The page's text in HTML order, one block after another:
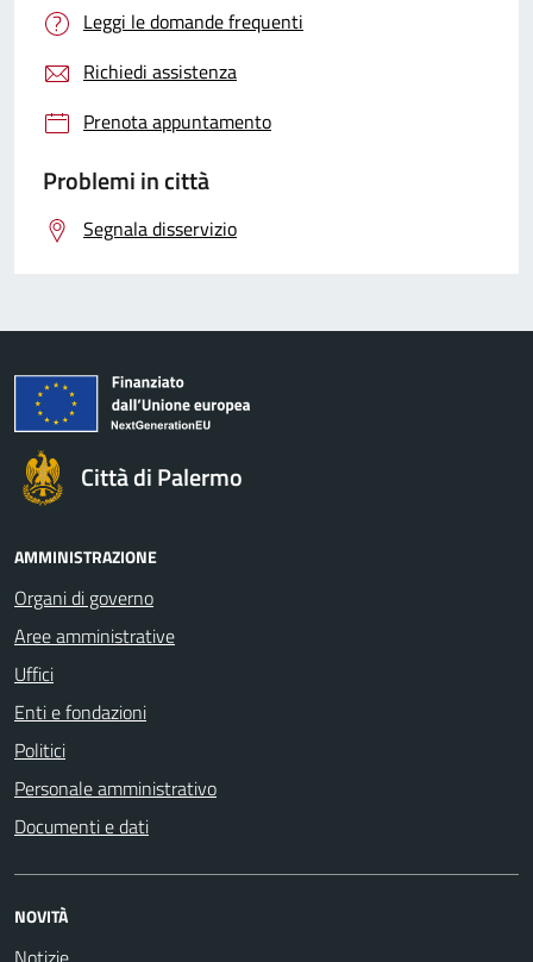
Leggi le domande frequenti
Richiedi assistenza
Prenota appuntamento
Problemi in città
Segnala disservizio
Città di Palermo
AMMINISTRAZIONE
Organi di governo
Aree amministrative
Uffici
Enti e fondazioni
Politici
Personale amministrativo
Documenti e dati
NOVITÀ